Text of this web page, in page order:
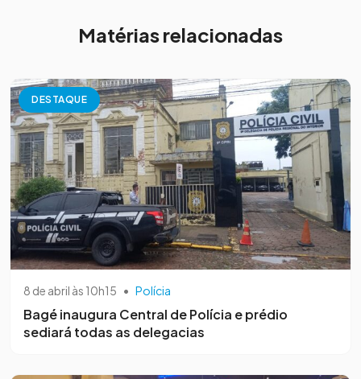
Matérias relacionadas
DESTAQUE
8 de abril às 10h15 • Polícia
Bagé inaugura Central de Polícia e prédio
sediará todas as delegacias